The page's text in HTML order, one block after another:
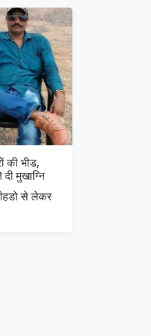
की भीड,
मुखाग्नि
से लेकर